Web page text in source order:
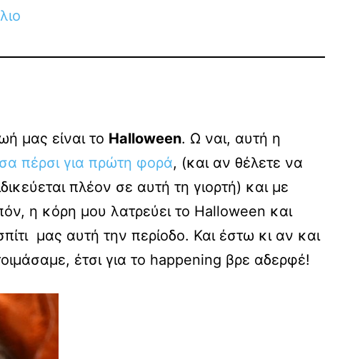
μας είναι το Halloween. Ω ναι, αυτή η
πέρσι για πρώτη φορά, (και αν θέλετε να
πλέον σε αυτή τη γιορτή) και με
η κόρη μου λατρεύει το Halloween και
μας αυτή την περίοδο. Και έστω κι αν και
έτσι για το happening βρε αδερφέ!